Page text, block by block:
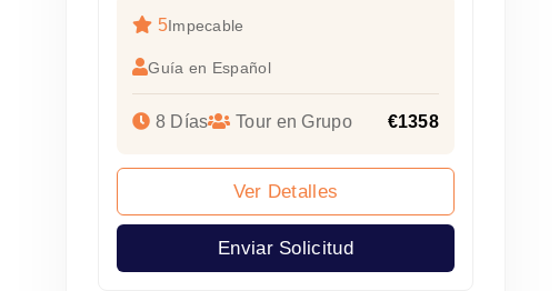
5Impecable
Guía en Español
8 Días Tour en Grupo €1358
Ver Detalles
Enviar Solicitud